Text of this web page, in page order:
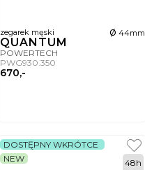
zegarek męski ø 44mm
QUANTUM
POWERTECH
PWG930.350
670,-
DOSTĘPNY WKRÓTCE
NEW
48h